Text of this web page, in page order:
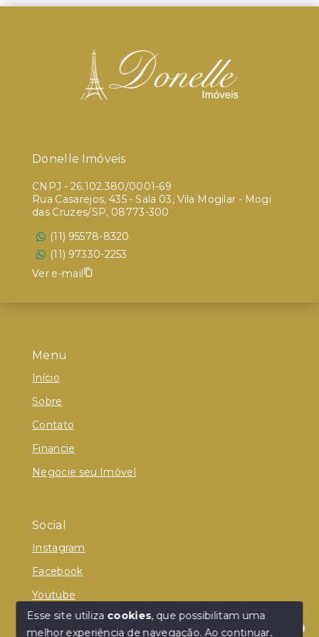
Menu
Início
Sobre
Contato
Financie
Negocie seu Imóvel
Social
Instagram
Facebook
Youtube
Donelle Imóveis
CNPJ - 26.102.380/0001-69
Rua Casarejos, 435 - Sala 03, Vila Mogilar - Mogi
das Cruzes/SP, 08773-300
(11) 95578-8320
(11) 97330-2253
Ver e-mail
Esse site utiliza cookies, que possibilitam uma
melhor experiência de navegação.Ao continuar,